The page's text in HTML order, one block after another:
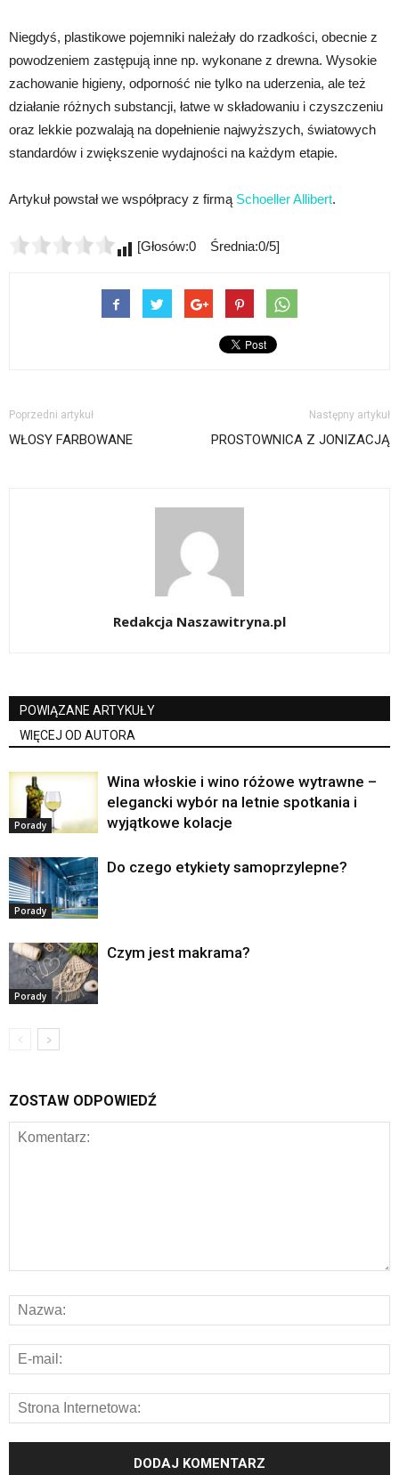
Niegdyś, plastikowe pojemniki należały do rzadkości, obecnie z
powodzeniem zastępują inne np. wykonane z drewna. Wysokie
zachowanie higieny, odporność nie tylko na uderzenia, ale też
działanie różnych substancji, łatwe w składowaniu i czyszczeniu
oraz lekkie pozwalają na dopełnienie najwyższych, światowych
standardów i zwiększenie wydajności na każdym etapie.
Artykuł powstał we współpracy z firmą Schoeller Allibert.
[Głosów:0 Średnia:0/5]
Poprzedni artykuł
WŁOSY FARBOWANE
Następny artykuł
PROSTOWNICA Z JONIZACJĄ
Redakcja Naszawitryna.pl
POWIĄZANE ARTYKUŁY
WIĘCEJ OD AUTORA
Porady
Wina włoskie i wino różowe wytrawne –
elegancki wybór na letnie spotkania i
wyjątkowe kolacje
Porady
Do czego etykiety samoprzylepne?
Porady
Czym jest makrama?
ZOSTAW ODPOWIEDŹ